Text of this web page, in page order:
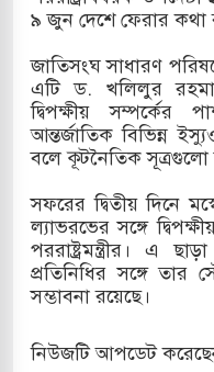
স্মৃতি জাদুঘরের উদ্বোধন
ইয়েমেন উপকূলে হামলার
পর্যালোচনায় পোশাক রপ্তানিতে
জুলাই গণঅভ্যুত্থান
একমাত্র আসামি
৯ জুন দেশে ফেরার কথা
জাতিসংঘ সাধারণ
এটি ড. খলিলুর
দ্বিপক্ষীয় সম্পর্কের
আন্তর্জাতিক বিভিন্ন
বলে কূটনৈতিক সূত্রগুলো
সফরের দ্বিতীয় দিনে
ল্যাভরভের সঙ্গে
পররাষ্ট্রমন্ত্রীর। এ
প্রতিনিধির সঙ্গে তার
সম্ভাবনা রয়েছে।
নিউজটি আপডেট